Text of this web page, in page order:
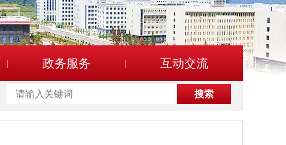
政务服务 互动交流